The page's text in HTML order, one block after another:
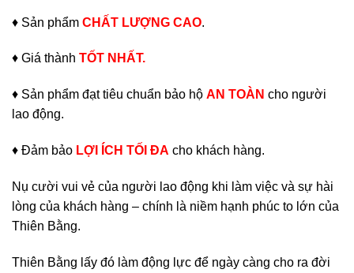
♦ Sản phẩm CHẤT LƯỢNG CAO.
♦ Giá thành TỐT NHẤT.
♦ Sản phẩm đạt tiêu chuẩn bảo hộ AN TOÀN cho người
lao động.
♦ Đảm bảo LỢI ÍCH TỐI ĐA cho khách hàng.
Nụ cười vui vẻ của người lao động khi làm việc và sự hài
lòng của khách hàng – chính là niềm hạnh phúc to lớn của
Thiên Bằng.
Thiên Bằng lấy đó làm động lực để ngày càng cho ra đời